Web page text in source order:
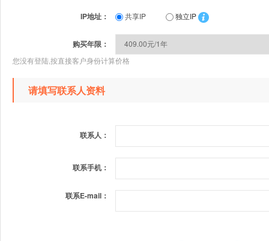
IP地址： 共享IP 独立IP
购买年限：
您没有登陆,按直接客户身份计算价格
请填写联系人资料
联系人：
联系手机：
联系E-mail：